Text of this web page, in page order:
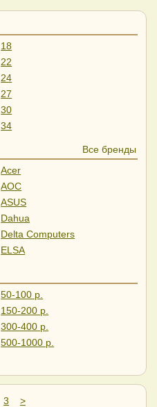
18
22
24
27
30
34
40
45
55
Все бренды
Acer
AOC
ASUS
Dahua
Delta Computers
ELSA
HAFF
Hisense
HP
Iiyama
Leff
Lime
50-100 р.
150-200 р.
300-400 р.
500-1000 р.
3
>